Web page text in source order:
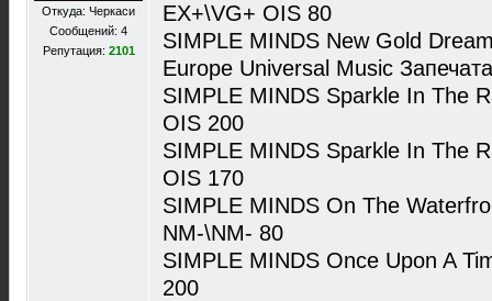
Откуда: Черкаси
Сообщений: 4
Репутация: 2101
EX+\VG+ OIS 80
SIMPLE MINDS New Gold
Europe Universal Music
SIMPLE MINDS Sparkle In The
OIS 200
SIMPLE MINDS Sparkle In The
OIS 170
SIMPLE MINDS On The
NM-\NM- 80
SIMPLE MINDS Once Upon A
200